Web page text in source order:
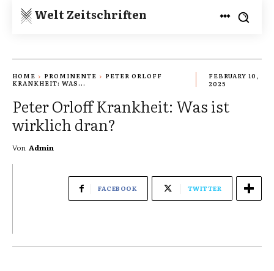
Welt Zeitschriften
HOME PROMINENTE
PETER ORLOFF
KRANKHEIT: WAS...
FEBRUARY 10,
2025
Peter Orloff Krankheit: Was ist
wirklich dran?
Von Admin
FACEBOOK TWITTER